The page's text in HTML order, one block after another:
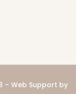
– Web Support by